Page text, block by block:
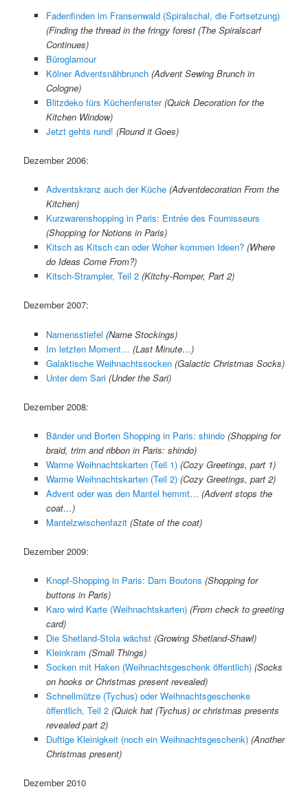
Fadenfinden im Fransenwald (Spiralschal, die Fortsetzung)
(Finding the thread in the fringy forest (The Spiralscarf
Continues)
Büroglamour
Kölner Adventsnähbrunch (Advent Sewing Brunch in
Cologne)
Blitzdeko fürs Küchenfenster (Quick Decoration for the
Kitchen Window)
Jetzt gehts rund! (Round it Goes)
Dezember 2006:
Adventskranz auch der Küche (Adventdecoration From the
Kitchen)
Kurzwarenshopping in Paris: Entrée des Fournisseurs
(Shopping for Notions in Paris)
Kitsch as Kitsch can oder Woher kommen Ideen? (Where
do Ideas Come From?)
Kitsch-Strampler, Teil 2 (Kitchy-Romper, Part 2)
Dezember 2007:
Namensstiefel (Name Stockings)
Im letzten Moment… (Last Minute…)
Galaktische Weihnachtssocken (Galactic Christmas Socks)
Unter dem Sari (Under the Sari)
Dezember 2008:
Bänder und Borten Shopping in Paris: shindo (Shopping for
braid, trim and ribbon in Paris: shindo)
Warme Weihnachtskarten (Teil 1) (Cozy Greetings, part 1)
Warme Weihnachtskarten (Teil 2) (Cozy Greetings, part 2)
Advent oder was den Mantel hemmt… (Advent stops the
coat…)
Mantelzwischenfazit (State of the coat)
Dezember 2009:
Knopf-Shopping in Paris: Dam Boutons (Shopping for
buttons in Paris)
Karo wird Karte (Weihnachtskarten) (From check to greeting
card)
Die Shetland-Stola wächst (Growing Shetland-Shawl)
Kleinkram (Small Things)
Socken mit Haken (Weihnachtsgeschenk öffentlich) (Socks
on hooks or Christmas present revealed)
Schnellmütze (Tychus) oder Weihnachtsgeschenke
öffentlich, Teil 2 (Quick hat (Tychus) or christmas presents
revealed part 2)
Duftige Kleinigkeit (noch ein Weihnachtsgeschenk) (Another
Christmas present)
Dezember 2010